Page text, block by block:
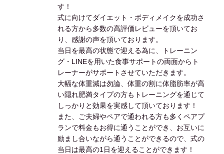
す！
式に向けてダイエット・ボディメイクを成功さ
れる方から多数の高評価レビューを頂いてお
り、感謝の声を頂いております。
当日を最高の状態で迎える為に、トレーニン
グ・LINEを用いた食事サポートの両面からト
レーナーがサポートさせていただきます。
大幅な体重減は勿論、体重の割に体脂肪率が高
い隠れ肥満タイプの方もトレーニングを通じて
しっかりと効果を実感して頂いております！
また、ご夫婦やペアで通われる方も多くペアプ
ランで料金もお得に通うことができ、お互いに
励まし合いながら通うことができるので、式の
当日は最高の1日を迎えることができます！